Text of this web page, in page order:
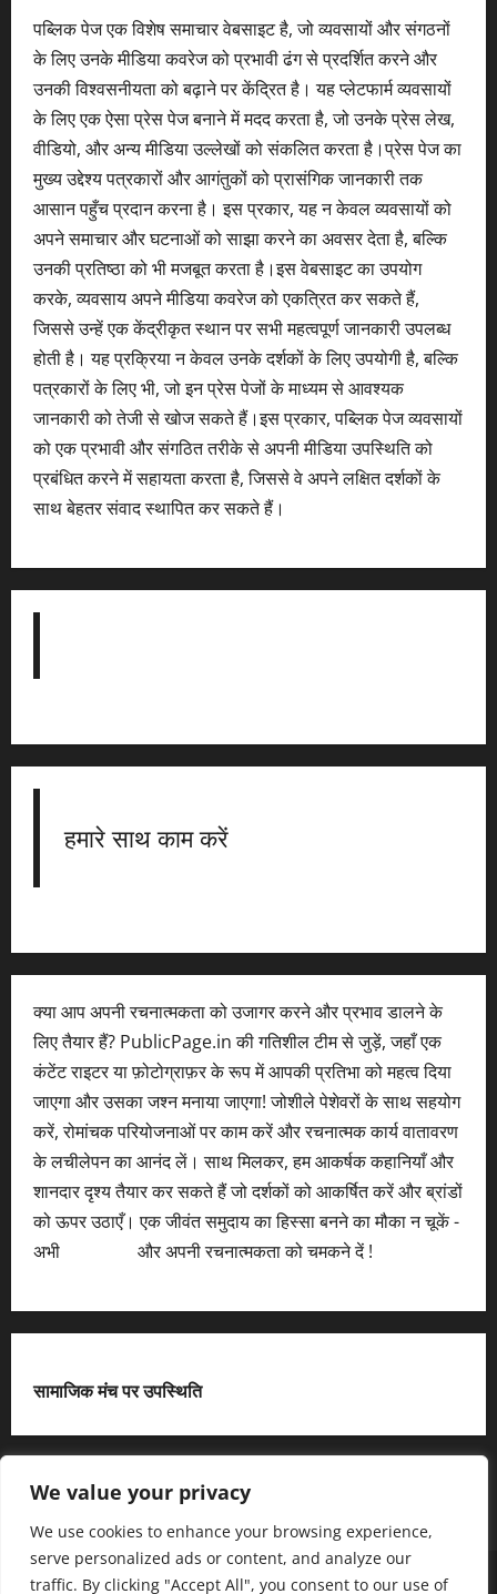
We value your privacy
We use cookies to enhance your browsing experience,
serve personalized ads or content, and analyze our
traffic. By clicking "Accept All", you consent to our use of
पब्लिक पेज एक विशेष समाचार वेबसाइट है, जो व्यवसायों और संगठनों
के लिए उनके मीडिया कवरेज को प्रभावी ढंग से प्रदर्शित करने और
उनकी विश्वसनीयता को बढ़ाने पर केंद्रित है। यह प्लेटफार्म व्यवसायों
के लिए एक ऐसा प्रेस पेज बनाने में मदद करता है, जो उनके प्रेस लेख,
वीडियो, और अन्य मीडिया उल्लेखों को संकलित करता है।प्रेस पेज का
मुख्य उद्देश्य पत्रकारों और आगंतुकों को प्रासंगिक जानकारी तक
आसान पहुँच प्रदान करना है। इस प्रकार, यह न केवल व्यवसायों को
अपने समाचार और घटनाओं को साझा करने का अवसर देता है, बल्कि
उनकी प्रतिष्ठा को भी मजबूत करता है।इस वेबसाइट का उपयोग
करके, व्यवसाय अपने मीडिया कवरेज को एकत्रित कर सकते हैं,
जिससे उन्हें एक केंद्रीकृत स्थान पर सभी महत्वपूर्ण जानकारी उपलब्ध
होती है। यह प्रक्रिया न केवल उनके दर्शकों के लिए उपयोगी है, बल्कि
पत्रकारों के लिए भी, जो इन प्रेस पेजों के माध्यम से आवश्यक
जानकारी को तेजी से खोज सकते हैं।इस प्रकार, पब्लिक पेज व्यवसायों
को एक प्रभावी और संगठित तरीके से अपनी मीडिया उपस्थिति को
प्रबंधित करने में सहायता करता है, जिससे वे अपने लक्षित दर्शकों के
साथ बेहतर संवाद स्थापित कर सकते हैं।
हमारे साथ काम करें
क्या आप अपनी रचनात्मकता को उजागर करने और प्रभाव डालने के
लिए तैयार हैं? PublicPage.in की गतिशील टीम से जुड़ें, जहाँ एक
कंटेंट राइटर या फ़ोटोग्राफ़र के रूप में आपकी प्रतिभा को महत्व दिया
जाएगा और उसका जश्न मनाया जाएगा! जोशीले पेशेवरों के साथ सहयोग
करें, रोमांचक परियोजनाओं पर काम करें और रचनात्मक कार्य वातावरण
के लचीलेपन का आनंद लें। साथ मिलकर, हम आकर्षक कहानियाँ और
शानदार दृश्य तैयार कर सकते हैं जो दर्शकों को आकर्षित करें और ब्रांडों
को ऊपर उठाएँ। एक जीवंत समुदाय का हिस्सा बनने का मौका न चूकें -
अभी
और अपनी रचनात्मकता को चमकने दें !
सामाजिक मंच पर उपस्थिति
X
हमसे जुड़ें आधिकारिक नीति पृष्ठ (Privacy Policy)